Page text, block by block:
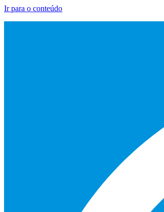
Ir para o conteúdo